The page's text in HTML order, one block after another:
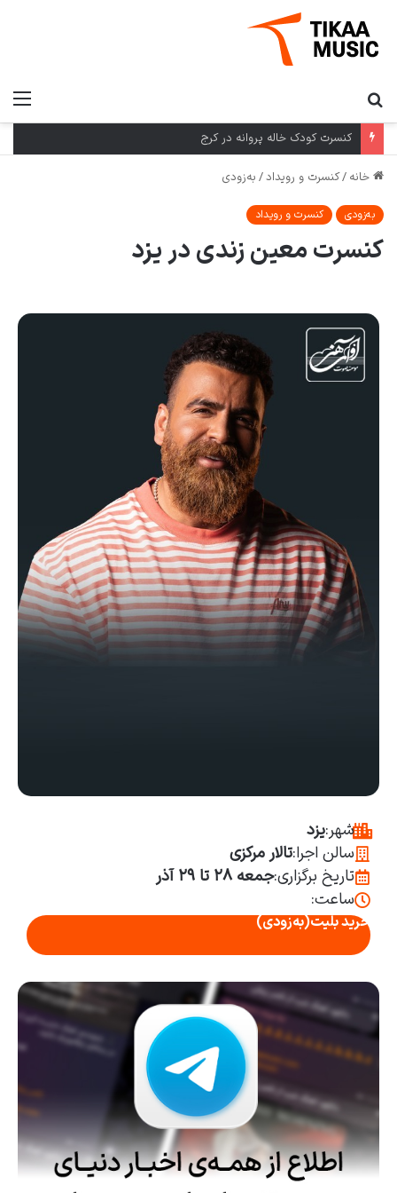
کنسرت کرمان گروه بومی در کرمان
خانه /کنسرت و رویداد/ به‌زودی
به‌زودی کنسرت و رویداد
کنسرت معین زندی در یزد
شهر:یزد
سالن اجرا:تالار مرکزی
تاریخ برگزاری:جمعه ۲۸ تا ۲۹ آذر
ساعت:
خرید بلیت(به‌زودی)